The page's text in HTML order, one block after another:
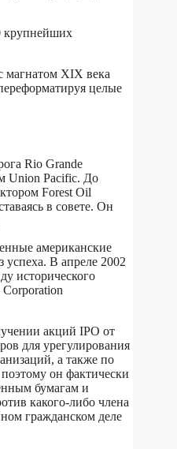
крупнейших
магнатом XIX века
целые
Rio Grande
Union Pacific. До
Forest Oil
в совете. Он
американские
успеха. В апреле 2002
исторического
акций IPO от
для урегулирования
а также по
он фактически
бумагам и
какого-либо члена
гражданском деле